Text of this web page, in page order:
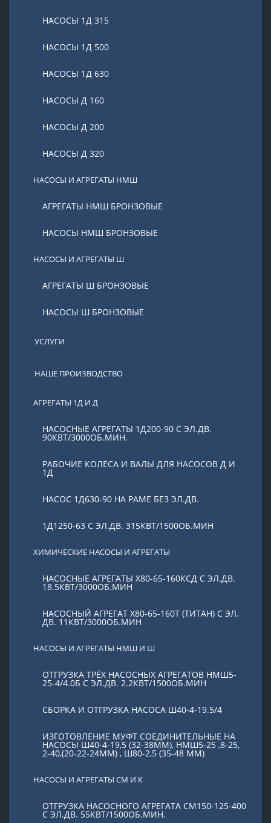
НАСОСЫ 1Д 315
НАСОСЫ 1Д 500
НАСОСЫ 1Д 630
НАСОСЫ Д 160
НАСОСЫ Д 200
НАСОСЫ Д 320
НАСОСЫ И АГРЕГАТЫ НМШ
АГРЕГАТЫ НМШ БРОНЗОВЫЕ
НАСОСЫ НМШ БРОНЗОВЫЕ
НАСОСЫ И АГРЕГАТЫ Ш
АГРЕГАТЫ Ш БРОНЗОВЫЕ
НАСОСЫ Ш БРОНЗОВЫЕ
УСЛУГИ
НАШЕ ПРОИЗВОДСТВО
АГРЕГАТЫ 1Д И Д
НАСОСНЫЕ АГРЕГАТЫ 1Д200-90 С ЭЛ.ДВ.
90КВТ/3000ОБ.МИН.
РАБОЧИЕ КОЛЕСА И ВАЛЫ ДЛЯ НАСОСОВ Д И
1Д
НАСОС 1Д630-90 НА РАМЕ БЕЗ ЭЛ.ДВ.
1Д1250-63 С ЭЛ.ДВ. 315КВТ/1500ОБ.МИН
ХИМИЧЕСКИЕ НАСОСЫ И АГРЕГАТЫ
НАСОСНЫЕ АГРЕГАТЫ Х80-65-160КСД С ЭЛ.ДВ.
18.5КВТ/3000ОБ.МИН
НАСОСНЫЙ АГРЕГАТ Х80-65-160Т (ТИТАН) С ЭЛ.
ДВ. 11КВТ/3000ОБ.МИН
НАСОСЫ И АГРЕГАТЫ НМШ И Ш
ОТГРУЗКА ТРЁХ НАСОСНЫХ АГРЕГАТОВ НМШ5-
25-4/4.0Б С ЭЛ.ДВ. 2.2КВТ/1500ОБ.МИН
СБОРКА И ОТГРУЗКА НАСОСА Ш40-4-19.5/4
ИЗГОТОВЛЕНИЕ МУФТ СОЕДИНИТЕЛЬНЫЕ НА
НАСОСЫ Ш40-4-19,5 (32-38ММ), НМШ5-25 ,8-25,
2-40,(20-22-24ММ) , Ш80-2,5 (35-48 ММ)
НАСОСЫ И АГРЕГАТЫ СМ И К
ОТГРУЗКА НАСОСНОГО АГРЕГАТА СМ150-125-400
С ЭЛ.ДВ. 55КВТ/1500ОБ.МИН.